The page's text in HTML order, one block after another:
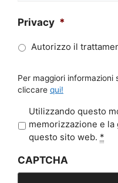
Privacy *
Autorizzo il
Per maggiori
cliccare qui!
r
a
c
Utilizzando questo
memorizzazione e
questo sito web. *
CAPTCHA